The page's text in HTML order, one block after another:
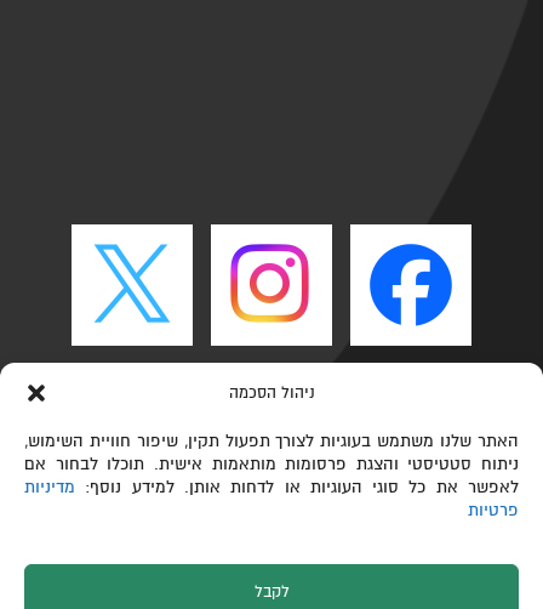
ניהול הסכמה
האתר שלנו משתמש בעוגיות לצורך תפעול תקין, שיפור חוויית השימוש,
ניתוח סטטיסטי והצגת פרסומות מותאמות אישית. תוכלו לבחור אם
לאפשר את כל סוגי העוגיות או לדחות אותן. למידע נוסף: מדיניות
פרטיות
לקבל